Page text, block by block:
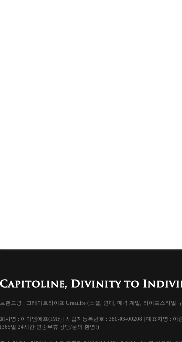
브랜드명 : 그레이트라이프 Greatlife (소셜, 연애, 매력 계발, 라이프스타일
회사명 : 아이엠에프(IMF) | 사업자등록번호 : 380-03-00208 | 대표자명 :
(365일 24시간 연중무휴 상담/문의 환영!)